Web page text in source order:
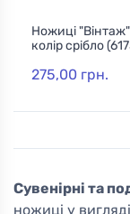
Ножиці
колір срібло
275,00 грн.
Сувенірні та
ножиці у